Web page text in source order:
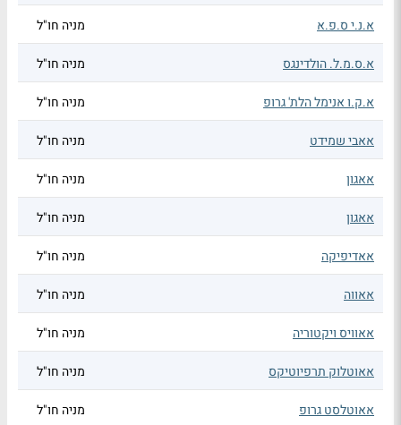
א.נ.י ס.פ.א מניה חו"ל
א.ס.מ.ל. הולדינגס מניה חו"ל
א.ק.ו אנימל הלת' גרופ מניה חו"ל
אאבי שמידט מניה חו"ל
אאגון מניה חו"ל
אאגון מניה חו"ל
אאדיפיקה מניה חו"ל
אאווה מניה חו"ל
אאוויס ויקטוריה מניה חו"ל
אאוטלוק תרפיוטיקס מניה חו"ל
אאוטלסט גרופ מניה חו"ל